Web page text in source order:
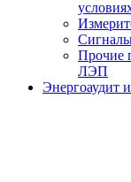
Прочие
ЛЭП
Энергоаудит